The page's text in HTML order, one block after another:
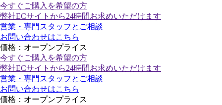
今すぐご購入 を希望の方
弊社ECサイトから24時間お求めいただけます
営業・専門スタッフとご相談
お問い合わせはこちら
価格：オープンプライス
今すぐご購入 を希望の方
弊社ECサイトから24時間お求めいただけます
営業・専門スタッフとご相談
お問い合わせはこちら
価格：オープンプライス